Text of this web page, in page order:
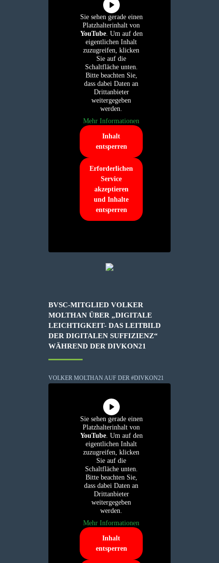
Sie sehen gerade einen
Platzhalterinhalt von
YouTube. Um auf den
eigentlichen Inhalt
zuzugreifen, klicken
Sie auf die
Schaltfläche unten.
Bitte beachten Sie,
dass dabei Daten an
Drittanbieter
weitergegeben
werden.
Mehr Informationen
Inhalt
entsperren
Erforderlichen
Service
akzeptieren
und Inhalte
entsperren
BVSC-MITGLIED VOLKER
MOLTHAN ÜBER „DIGITALE
LEICHTIGKEIT- DAS LEITBILD
DER DIGITALEN SUFFIZIENZ“
WÄHREND DER DIVKON21
VOLKER MOLTHAN AUF DER #DIVKON21
Sie sehen gerade einen
Platzhalterinhalt von
YouTube. Um auf den
eigentlichen Inhalt
zuzugreifen, klicken
Sie auf die
Schaltfläche unten.
Bitte beachten Sie,
dass dabei Daten an
Drittanbieter
weitergegeben
werden.
Mehr Informationen
Inhalt
entsperren